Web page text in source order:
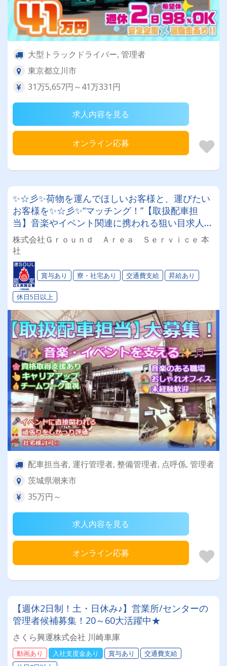
大型トラックドライバー, 管理者
東京都立川市
31万5,657円～41万331円
求人内容を見る
オンライン応募
✨☆彡✨荷物を運んでほしいお客様と、運びたい
お客様を✨☆彡✨“マッチング！”【取扱配車担
当】音楽やイベント関連に携われる狙い目求人！
＃賞与あり＃昇給あり＃高収入＃きれいなオフィ
ス＃社宅検討可
株式会社Ｇｒｏｕｎｄ Ａｒｅａ Ｓｅｒｖｉｃｅ 本
社
賞与あり 寮・社宅あり 交通費支給 昇給あり
休日5日以上
配車担当者, 運行管理者, 整備管理者, 点呼係, 管理者
茨城県潮来市
35万円～
求人内容を見る
オンライン応募
【週休2日制！土・日休み♪】営業所/センターの
管理者候補募集！20～60大活躍中★
さくら興運株式会社 川崎車庫
動画あり 入社支度金あり 賞与あり
交通費支給